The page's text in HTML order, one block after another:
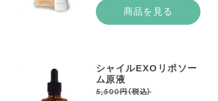
商品を見る
シャイルEXOリポソー
ム原液
5,500円（税込）